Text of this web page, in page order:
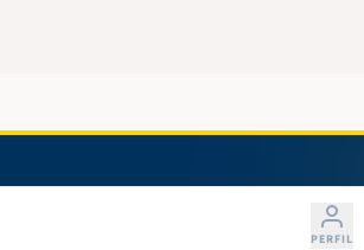
PERFIL